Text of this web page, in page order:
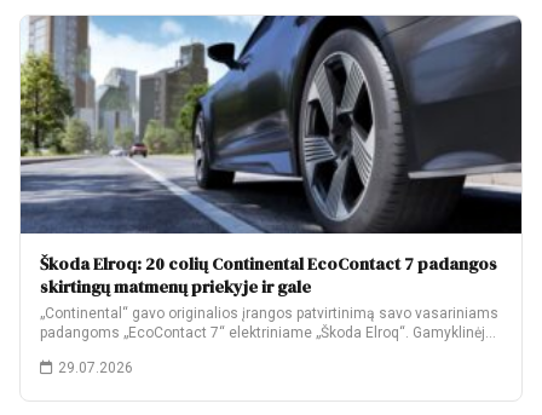
Škoda Elroq: 20 colių Continental EcoContact 7 padangos
skirtingų matmenų priekyje ir gale
„Continental“ gavo originalios įrangos patvirtinimą savo vasariniams
padangoms „EcoContact 7“ elektriniame „Škoda Elroq“. Gamyklinėje
29.07.2026